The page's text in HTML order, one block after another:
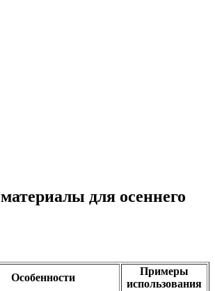
для осеннего
Особенности
Примеры
использования